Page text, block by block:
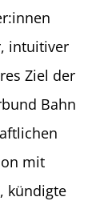
intuitiver
Ziel der
Bahn
mit
kündigte